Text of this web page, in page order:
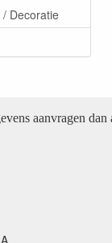
Decoratie
aanvragen